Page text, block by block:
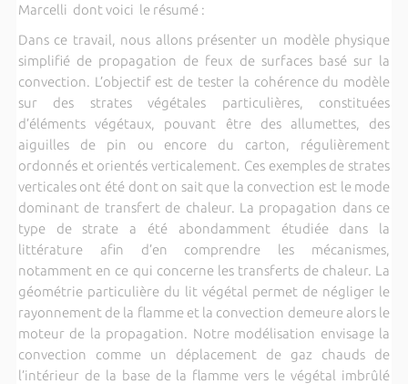
Marcelli dont voici le résumé :
Dans ce travail, nous allons présenter un modèle physique
simplifié de propagation de feux de surfaces basé sur la
convection. L’objectif est de tester la cohérence du modèle
sur des strates végétales particulières, constituées
d’éléments végétaux, pouvant être des allumettes, des
aiguilles de pin ou encore du carton, régulièrement
ordonnés et orientés verticalement. Ces exemples de strates
verticales ont été dont on sait que la convection est le mode
dominant de transfert de chaleur. La propagation dans ce
type de strate a été abondamment étudiée dans la
littérature afin d’en comprendre les mécanismes,
notamment en ce qui concerne les transferts de chaleur. La
géométrie particulière du lit végétal permet de négliger le
rayonnement de la flamme et la convection demeure alors le
moteur de la propagation. Notre modélisation envisage la
convection comme un déplacement de gaz chauds de
l’intérieur de la base de la flamme vers le végétal imbrûlé